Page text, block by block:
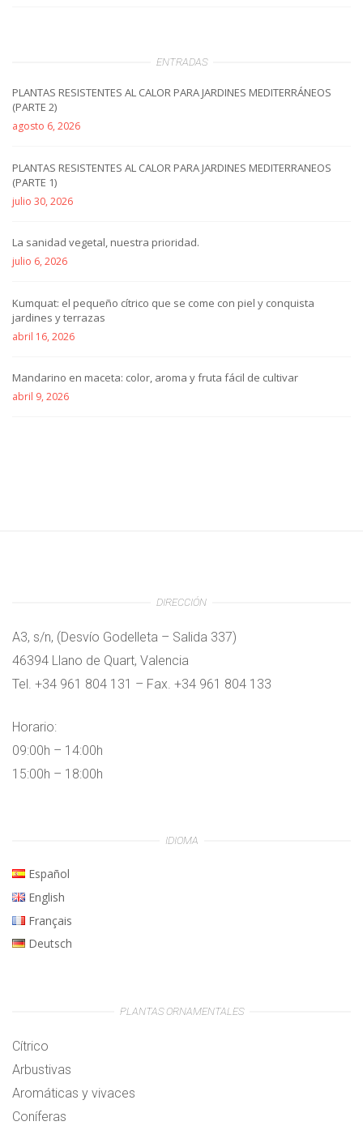
ENTRADAS
PLANTAS RESISTENTES AL CALOR PARA JARDINES MEDITERRÁNEOS
(PARTE 2)
agosto 6, 2026
PLANTAS RESISTENTES AL CALOR PARA JARDINES MEDITERRANEOS
(PARTE 1)
julio 30, 2026
La sanidad vegetal, nuestra prioridad.
julio 6, 2026
Kumquat: el pequeño cítrico que se come con piel y conquista
jardines y terrazas
abril 16, 2026
Mandarino en maceta: color, aroma y fruta fácil de cultivar
abril 9, 2026
DIRECCIÓN
A3, s/n, (Desvío Godelleta – Salida 337)
46394 Llano de Quart, Valencia
Tel. +34 961 804 131 – Fax. +34 961 804 133
Horario:
09:00h – 14:00h
15:00h – 18:00h
IDIOMA
Español
English
Français
Deutsch
PLANTAS ORNAMENTALES
Cítrico
Arbustivas
Aromáticas y vivaces
Coníferas